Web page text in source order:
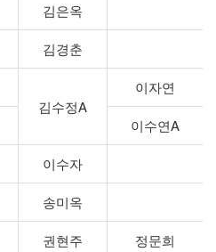
김은옥
김경춘
김수정A
이자연
이수연A
이수자
송미옥
권현주 정문희